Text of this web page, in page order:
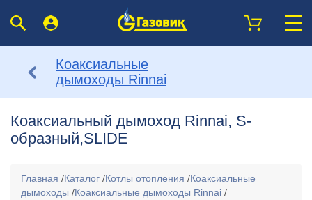
Коаксиальные
дымоходы Rinnai
Коаксиальный дымоход Rinnai, S-
образный,SLIDE
Главная /Каталог /Котлы отопления /Коаксиальные
дымоходы /Коаксиальные дымоходы Rinnai /